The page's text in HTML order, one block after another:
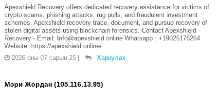
Apexshield Recovery offers dedicated recovery assistance for victims of
crypto scams, phishing attacks, rug pulls, and fraudulent investment
schemes. Apexshield recovery trace, document, and pursue recovery of
stolen digital assets using blockchain forensics. Contact Apexshield
Recovery - Email: Info@apexshield.online Whatsapp : +19025176264
Website: https://apexshield.online/
2026 оны 07 сарын 25
Хариулах
Мэри Жордан (105.116.13.95)